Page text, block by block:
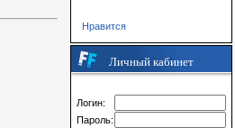
Нравится
Личный кабинет
Логин:
Пароль: